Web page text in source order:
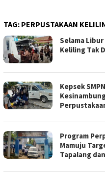
TAG: PERPUSTAKAAN
Selama
Keliling Tak
Kepsek
Program
Mamuju
Tapalang